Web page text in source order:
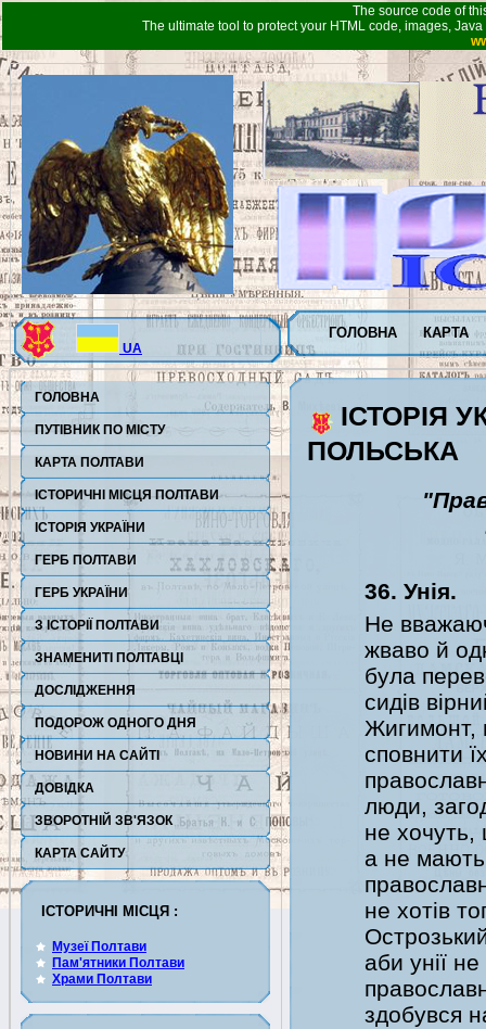
The source code of
The ultimate tool to protect your HTML code, images,
ГОЛОВНА КАРТА
UA
ГОЛОВНА
ПУТІВНИК ПО МІСТУ
КАРТА ПОЛТАВИ
ІСТОРИЧНІ МІСЦЯ ПОЛТАВИ
ІСТОРІЯ УКРАЇНИ
ГЕРБ ПОЛТАВИ
ГЕРБ УКРАЇНИ
З ІСТОРІЇ ПОЛТАВИ
ЗНАМЕНИТІ ПОЛТАВЦІ
ДОСЛІДЖЕННЯ
ПОДОРОЖ ОДНОГО ДНЯ
НОВИНИ НА САЙТІ
ДОВІДКА
ЗВОРОТНІЙ ЗВ'ЯЗОК
КАРТА САЙТУ
ІСТОРИЧНІ МІСЦЯ :
Музеї Полтави
Пам'ятники Полтави
Храми Полтави
ІСТОРІЯ
ПОЛЬСЬКА
36. Унія.
Не
жваво й
була
сидів
Жигимонт,
сповнити
люди,
не хочуть,
а не мають
не хотів
аби унії
здобувся